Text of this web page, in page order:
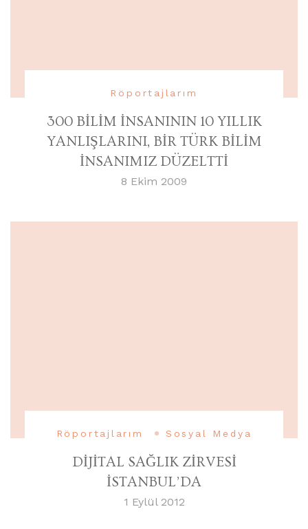
Röportajlarım
300 BİLİM İNSANININ 10 YILLIK
YANLIŞLARINI, BİR TÜRK BİLİM
İNSANIMIZ DÜZELTTİ
8 Ekim 2009
Röportajlarım Sosyal Medya
DİJİTAL SAĞLIK ZİRVESİ
İSTANBUL’DA
1 Eylül 2012